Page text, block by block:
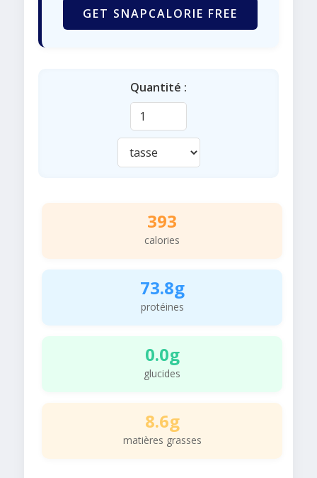
GET SNAPCALORIE FREE
Quantité :
393
calories
73.8g
protéines
0.0g
glucides
8.6g
matières grasses